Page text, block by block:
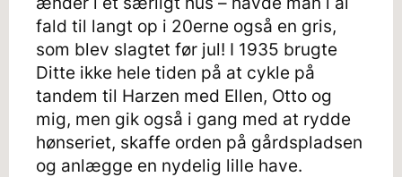
fald til langt op i 20erne også en gris,
som blev slagtet før jul! I 1935 brugte
Ditte ikke hele tiden på at cykle på
tandem til Harzen med Ellen, Otto og
mig, men gik også i gang med at rydde
hønseriet, skaffe orden på gårdspladsen
og anlægge en nydelig lille have.